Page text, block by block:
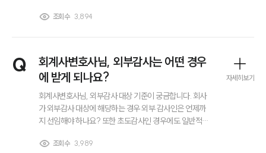
사례분석/최신동향
이혼 법률정보
이혼소송·상담후기
조회수 3,894
Q
회계사변호사님, 외부감사는 어떤 경우
에 받게 되나요?
회계사변호사님, 외부감사 대상 기준이 궁금합니다. 회사
가 외부감사 대상에 해당하는 경우 외부 감사인은 언제까
지 선임해야 하나요? 또한 초도감사인 경우에도 일반적인
을 때 실제로 어떤 불이익이 발생할 수 있는지도 알고 싶습
조회수 3,989
자세히보기